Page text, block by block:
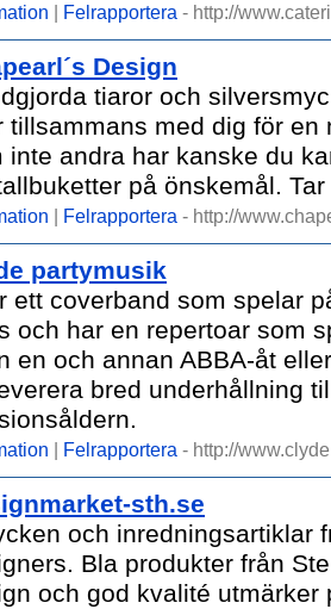
| Felrapportera - http://
Design
tiaror och
tillsammans med dig för
inte andra har kanske du
på önskemål.
| Felrapportera - http://
partymusik
ett coverband som spelar
och har en repertoar som
en och annan ABBA-åt
bred underhållning
| Felrapportera - http://
sth.se
och inredningsartiklar
Bla produkter från
och god kvalité utmärker